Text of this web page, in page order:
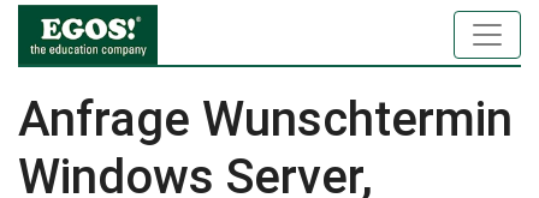
Anfrage Wunschtermin
Windows Server,